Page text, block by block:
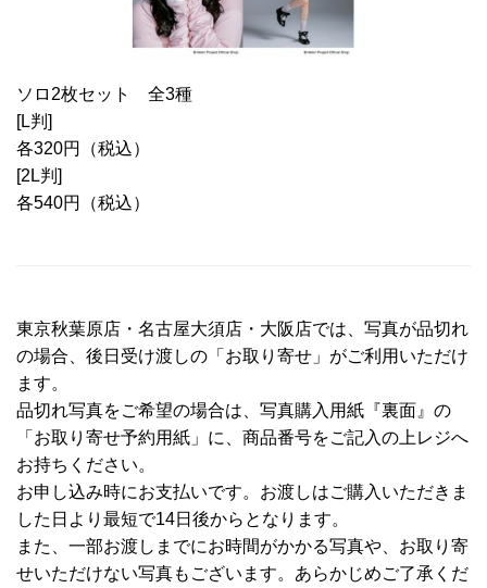
ソロ2枚セット 全3種
[L判]
各320円（税込）
[2L判]
各540円（税込）
東京秋葉原店・名古屋大須店・大阪店では、写真が品切れ
の場合、後日受け渡しの「お取り寄せ」がご利用いただけ
ます。
品切れ写真をご希望の場合は、写真購入用紙『裏面』の
「お取り寄せ予約用紙」に、商品番号をご記入の上レジへ
お持ちください。
お申し込み時にお支払いです。お渡しはご購入いただきま
した日より最短で14日後からとなります。
また、一部お渡しまでにお時間がかかる写真や、お取り寄
せいただけない写真もございます。あらかじめご了承くだ